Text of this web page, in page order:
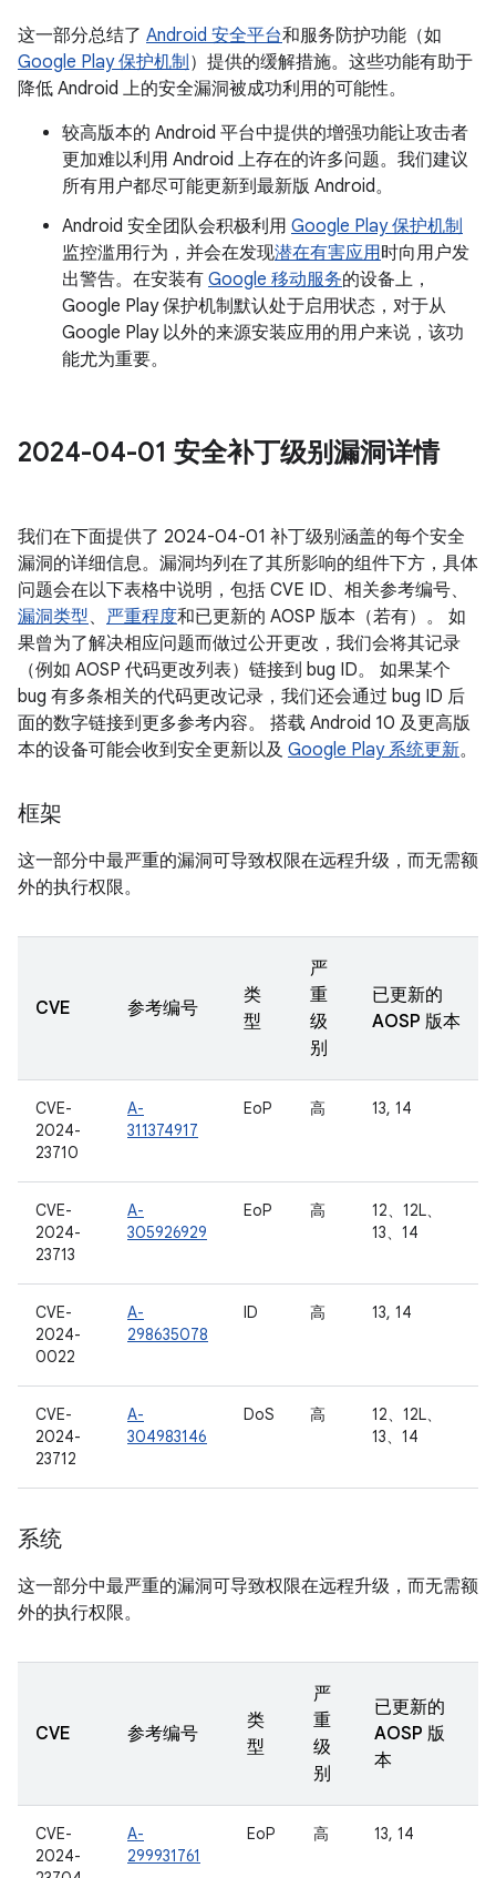
这一部分总结了 Android 安全平台和服务防护功能（如
Google Play 保护机制 ）提供的缓解措施。这些功能有助于
降低 Android 上的安全漏洞被成功利用的可能性。
较高版本的 Android 平台中提供的增强功能让攻击者
更加难以利用 Android 上存在的许多问题。我们建议
所有用户都尽可能更新到最新版 Android。
Android 安全团队会积极利用 Google Play 保护机制
监控滥用行为，并会在发现潜在有害应用时向用户发
出警告。在安装有 Google 移动服务的设备上，
Google Play 保护机制默认处于启用状态，对于从
Google Play 以外的来源安装应用的用户来说，该功
能尤为重要。
2024-04-01 安全补丁级别漏洞详情
我们在下面提供了 2024-04-01 补丁级别涵盖的每个安全
漏洞的详细信息。漏洞均列在了其所影响的组件下方，具体
问题会在以下表格中说明，包括 CVE ID、相关参考编号、
漏洞类型、 严重程度和已更新的 AOSP 版本（若有）。 如
果曾为了解决相应问题而做过公开更改，我们会将其记录
（例如 AOSP 代码更改列表）链接到 bug ID。 如果某个
bug 有多条相关的代码更改记录，我们还会通过 bug ID 后
面的数字链接到更多参考内容。 搭载 Android 10 及更高版
本的设备可能会收到安全更新以及 Google Play 系统更新。
框架
这一部分中最严重的漏洞可导致权限在远程升级，而无需额
外的执行权限。
CVE 参考编号
类
型
严
重
级
别
已更新的
AOSP 版本
CVE-
2024-
23710
A-
311374917
EoP 高 13, 14
CVE-
2024-
23713
A-
305926929
EoP 高
12、12L、
13、14
CVE-
2024-
0022
A-
298635078
ID 高 13, 14
CVE-
2024-
23712
A-
304983146
DoS 高
12、12L、
13、14
系统
这一部分中最严重的漏洞可导致权限在远程升级，而无需额
外的执行权限。
CVE 参考编号
类
型
严
重
级
别
已更新的
AOSP 版
本
CVE-
2024-
A-
299931761
EoP 高 13, 14